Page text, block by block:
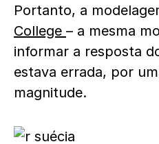
Portanto, a
College – a mesma
informar a resposta
estava errada, por
magnitude.